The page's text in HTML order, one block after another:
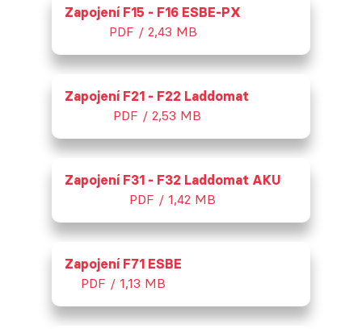
Zapojení F15 - F16 ESBE-PX
PDF / 2,43 MB
Zapojení F21 - F22 Laddomat
PDF / 2,53 MB
Zapojení F31 - F32 Laddomat AKU
PDF / 1,42 MB
Zapojení F71 ESBE
PDF / 1,13 MB